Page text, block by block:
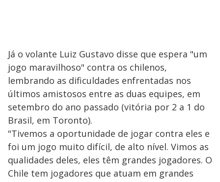
Já o volante Luiz Gustavo disse que espera "um
jogo maravilhoso" contra os chilenos,
lembrando as dificuldades enfrentadas nos
últimos amistosos entre as duas equipes, em
setembro do ano passado (vitória por 2 a 1 do
Brasil, em Toronto).
"Tivemos a oportunidade de jogar contra eles e
foi um jogo muito difícil, de alto nível. Vimos as
qualidades deles, eles têm grandes jogadores. O
Chile tem jogadores que atuam em grandes